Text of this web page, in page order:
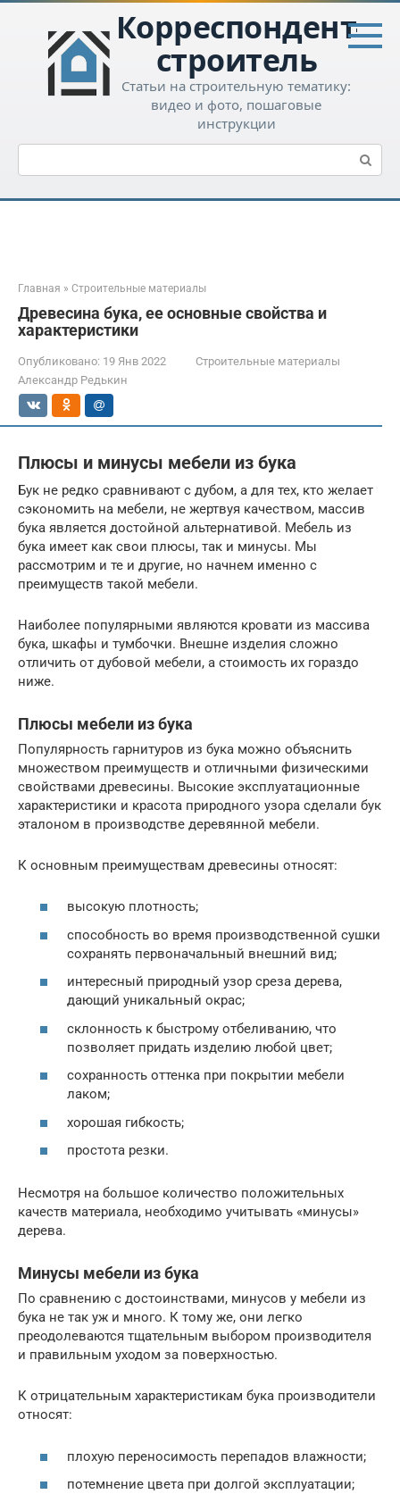
Перейти
контенту
Корреспондент-
строитель
Статьи на строительную тематику:
видео и фото, пошаговые
инструкции
Поиск:
Главная » Строительные материалы
Древесина бука, ее основные свойства и
характеристики
Опубликовано: 19 Янв 2022
Строительные материалы
Александр Редькин
Плюсы и минусы мебели из бука
Бук не редко сравнивают с дубом, а для тех, кто желает
сэкономить на мебели, не жертвуя качеством, массив
бука является достойной альтернативой. Мебель из
бука имеет как свои плюсы, так и минусы. Мы
рассмотрим и те и другие, но начнем именно с
преимуществ такой мебели.
Наиболее популярными являются кровати из массива
бука, шкафы и тумбочки. Внешне изделия сложно
отличить от дубовой мебели, а стоимость их гораздо
ниже.
Плюсы мебели из бука
Популярность гарнитуров из бука можно объяснить
множеством преимуществ и отличными физическими
свойствами древесины. Высокие эксплуатационные
характеристики и красота природного узора сделали бук
эталоном в производстве деревянной мебели.
К основным преимуществам древесины относят:
высокую плотность;
способность во время производственной сушки
сохранять первоначальный внешний вид;
интересный природный узор среза дерева,
дающий уникальный окрас;
склонность к быстрому отбеливанию, что
позволяет придать изделию любой цвет;
сохранность оттенка при покрытии мебели
лаком;
хорошая гибкость;
простота резки.
Несмотря на большое количество положительных
качеств материала, необходимо учитывать «минусы»
дерева.
Минусы мебели из бука
По сравнению с достоинствами, минусов у мебели из
бука не так уж и много. К тому же, они легко
преодолеваются тщательным выбором производителя
и правильным уходом за поверхностью.
К отрицательным характеристикам бука производители
относят:
плохую переносимость перепадов влажности;
потемнение цвета при долгой эксплуатации;